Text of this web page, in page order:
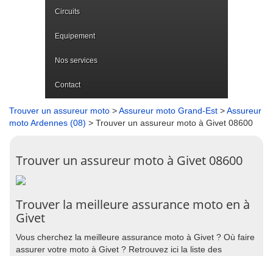
Circuits
Equipement
Nos services
Contact
Trouver un assureur moto >Assureur moto Grand-Est >Assureur
moto Ardennes (08) > Trouver un assureur moto à Givet 08600
Trouver un assureur moto à Givet 08600
Trouver la meilleure assurance moto en à
Givet
Vous cherchez la meilleure assurance moto à Givet ? Où faire
assurer votre moto à Givet ? Retrouvez ici la liste des